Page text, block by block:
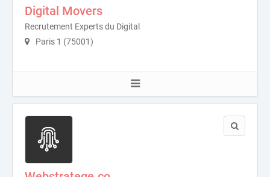
Digital Movers
Recrutement Experts du Digital
Paris 1 (75001)